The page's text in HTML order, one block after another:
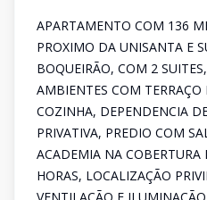
APARTAMENTO COM 136
PROXIMO DA UNISANTA E
BOQUEIRÃO, COM 2
AMBIENTES COM
COZINHA, DEPENDENCIA
PRIVATIVA, PREDIO COM
ACADEMIA NA
HORAS, LOCALIZAÇÃO